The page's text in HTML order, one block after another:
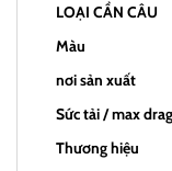
LOẠI CẦN CÂU
Màu
nơi sản xuất
Sức tải / max drag
Thương hiệu